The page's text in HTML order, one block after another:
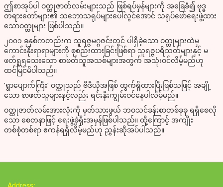
ဤစာအုပ်ပါ ဝတ္ထုဇာတ်လမ်းများသည် ဖြစ်ရပ်မှန်များကို အခြေခံ၍ ဗုဒ္ဓ
တရားတော်များ၏ သဘောသရုပ်များပေါ်လွင်​အောင် သရုပ်ဖော်ရေးဖွဲ့ထား
သောဝတ္ထုများ ဖြစ်ပါသည်။
၂၀၀၁ ခုနှစ်ကတည်းက သူရဇ္ဇမဂ္ဂဇင်းတွင် ပါရှိခဲ့သော ဝတ္ထုများထဲမှ
ကောင်းနိုးရာရာများကို စုစည်းထားခြင်းဖြစ်ရာ သူရဇ္ဇပရိသတ်များနှင့် မ
ဖတ်ရှုရသေးသော စာဖတ်သူအသစ်များအတွက် အသုံးဝင်လိမ့်မည်ဟု
ထင်မြင်မိပါသည်။
'ရွာပျောက်ကြီး' ဝတ္ထုသည် ဗီဒီယိုအဖြစ် ထွက်ရှိထားပြီးဖြစ်သဖြင့် အချို့
သော စာဖတ်သူများနှင့်လည်း ရင်းနှီးကျွမ်းဝင်နေပါလိမ့်မည်။
ဝတ္ထုဇာတ်လမ်းအားလုံးကို မှတ်သားဖွယ် ဘဝသင်ခန်းစာတစ်ခုခု ရရှိစေလို
သော စေတနာဖြင့် ရေးဖွဲ့ခဲ့ရိုးအမှန်ဖြစ်ပါသည်။ ထို့ကြောင့် အကျိုး
တစ်စုံတစ်ရာ ဧကန်ရရှိလိမ့်မည်ဟု ညွှန်းဆိုအပ်ပါသည်။